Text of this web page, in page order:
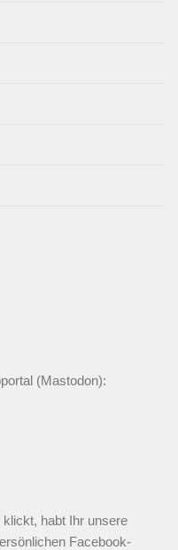
(Mastodon):
habt Ihr unsere
Facebook-